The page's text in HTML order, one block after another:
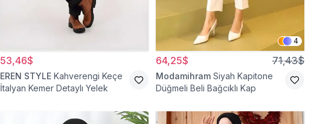
53,46$
EREN STYLE Kahverengi Keçe
İtalyan Kemer Detaylı Yelek
4
64,25$ 71,43$
Modamihram Siyah Kapitone
Düğmeli Beli Bağcıklı Kap